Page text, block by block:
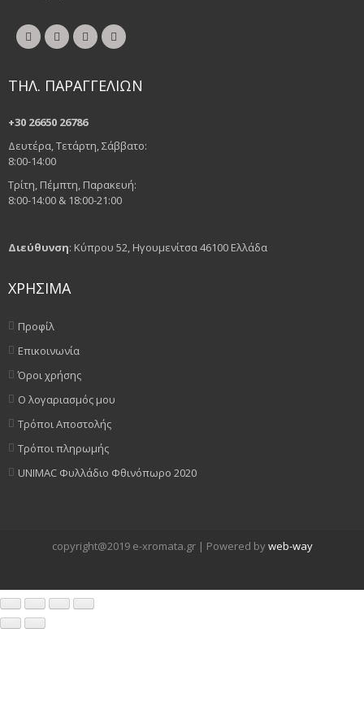
ΤΗΛ. ΠΑΡΑΓΓΕΛΙΩΝ
+30 26650 26786
Δευτέρα, Τετάρτη, Σάββατο:
8:00-14:00
Τρίτη, Πέμπτη, Παρακευή:
8:00-14:00 & 18:00-21:00
Διεύθυνση: Κύπρου 52, Ηγουμενίτσα 46100 Ελλάδα
ΧΡΗΣΙΜΑ
Προφίλ
Επικοινωνία
Όροι χρήσης
Ο λογαριασμός μου
Τρόποι Αποστολής
Τρόποι πληρωμής
UNIMAC Φυλλάδιο Φθινόπωρο 2020
copyright@2019 e-xromata.gr | Powered byweb-way